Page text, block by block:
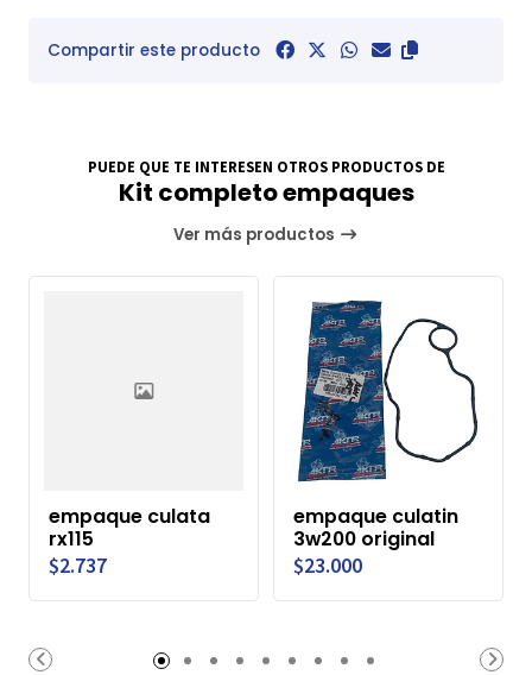
Compartir este producto
PUEDE QUE TE INTERESEN OTROS PRODUCTOS DE
Kit completo empaques
Ver más productos
empaque culata
rx115
$2.737
empaque culatin
3w200 original
$23.000